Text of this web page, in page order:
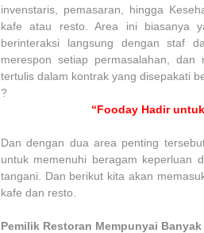
invenstaris, pemasaran, hingga
kafe atau resto. Area ini biasanya
berinteraksi langsung dengan staf
merespon setiap permasalahan, dan
tertulis dalam kontrak yang disepakati
?
“Fooday Hadir
Dan dengan dua area penting
untuk memenuhi beragam keperluan
tangani. Dan berikut kita akan
kafe dan resto.
Pemilik Restoran Mempunyai Banyak